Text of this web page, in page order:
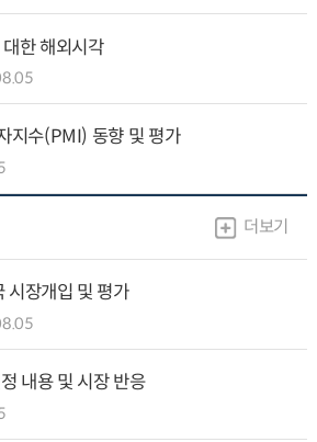
한 해외시각
지수(PMI) 동향 및 평가
더보기
시장개입 및 평가
내용 및 시장 반응